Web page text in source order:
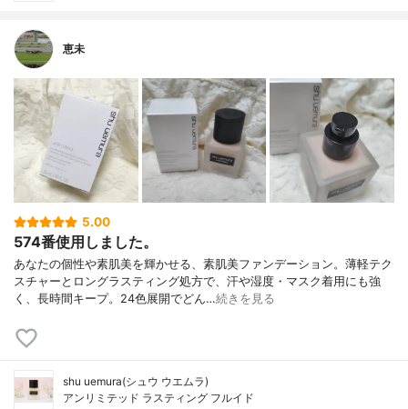
恵未
5.00
574番使用しました。
あなたの個性や素肌美を輝かせる、素肌美ファンデーション。薄軽テク
スチャーとロングラスティング処方で、汗や湿度・マスク着用にも強
く、長時間キープ。24色展開でどん…続きを見る
shu uemura(シュウ ウエムラ)
アンリミテッド ラスティング フルイド